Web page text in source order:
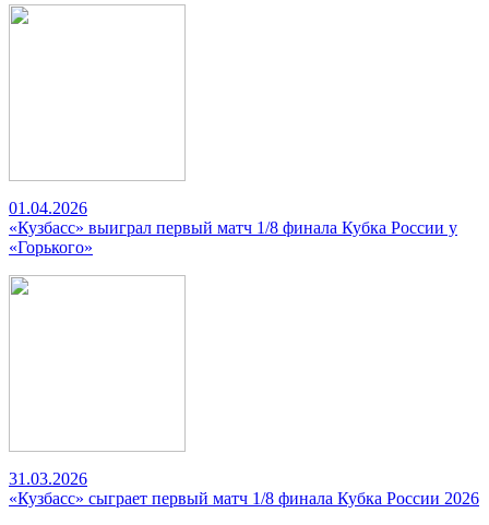
01.04.2026
«Кузбасс» выиграл первый матч 1/8 финала Кубка России у
«Горького»
31.03.2026
«Кузбасс» сыграет первый матч 1/8 финала Кубка России 2026